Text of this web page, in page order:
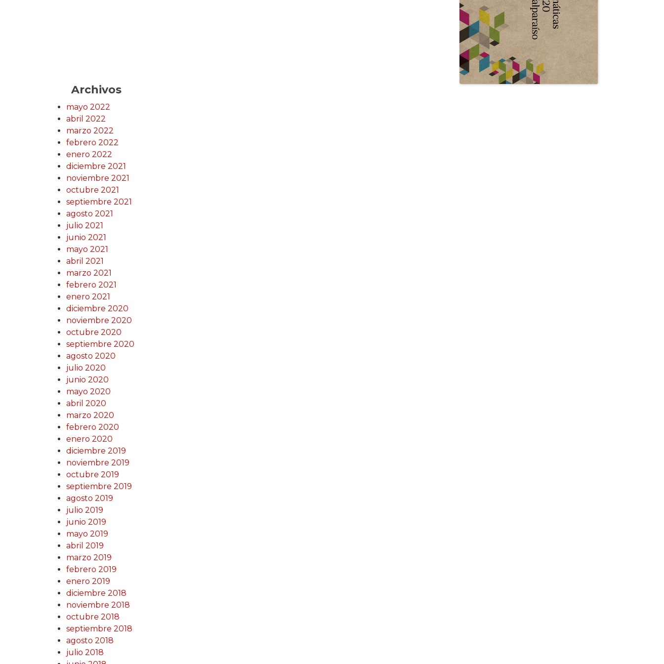
Archivos
mayo 2022
abril 2022
marzo 2022
febrero 2022
enero 2022
diciembre 2021
noviembre 2021
octubre 2021
septiembre 2021
agosto 2021
julio 2021
junio 2021
mayo 2021
abril 2021
marzo 2021
febrero 2021
enero 2021
diciembre 2020
noviembre 2020
octubre 2020
septiembre 2020
agosto 2020
julio 2020
junio 2020
mayo 2020
abril 2020
marzo 2020
febrero 2020
enero 2020
diciembre 2019
noviembre 2019
octubre 2019
septiembre 2019
agosto 2019
julio 2019
junio 2019
mayo 2019
abril 2019
marzo 2019
febrero 2019
enero 2019
diciembre 2018
noviembre 2018
octubre 2018
septiembre 2018
agosto 2018
julio 2018